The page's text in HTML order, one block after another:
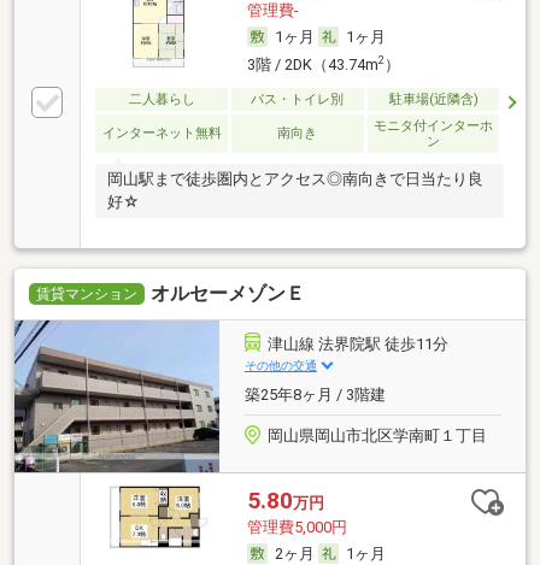
管理費-
1ヶ月
1ヶ月
3階 / 2DK（43.74m2）
二人暮らし バス・トイレ別 駐車場(近隣含)
インターネット無料 南向き
モニタ付インターホ
ン
岡山駅まで徒歩圏内とアクセス◎南向きで日当たり良
好☆
賃貸マンション オルセーメゾンＥ
津山線 法界院駅 徒歩11分
その他の交通
築25年8ヶ月 / 3階建
岡山県岡山市北区学南町１丁目
5.80万円
管理費5,000円
2ヶ月
1ヶ月